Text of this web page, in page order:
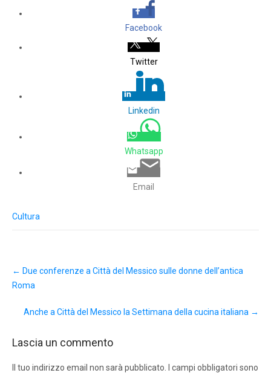
Facebook
Twitter
Linkedin
Whatsapp
Email
Cultura
navigation
← Due conferenze a Città del Messico sulle donne dell’antica
Roma
Anche a Città del Messico la Settimana della cucina italiana →
Lascia un commento
Il tuo indirizzo email non sarà pubblicato.
I campi obbligatori sono